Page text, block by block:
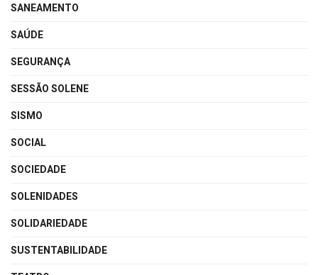
SANEAMENTO
SAÚDE
SEGURANÇA
SESSÃO SOLENE
SISMO
SOCIAL
SOCIEDADE
SOLENIDADES
SOLIDARIEDADE
SUSTENTABILIDADE